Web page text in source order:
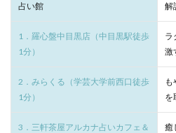
占い館 解
1．羅心盤中目黒店（中目黒駅徒歩
1分）
ラ
激
2．みらくる（学芸大学前西口徒歩
1分）
を
3．三軒茶屋アルカナ占いカフェ＆
癒